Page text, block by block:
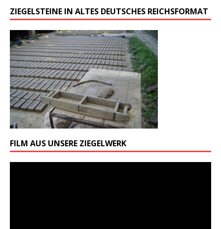
ZIEGELSTEINE IN ALTES DEUTSCHES REICHSFORMAT
FILM AUS UNSERE ZIEGELWERK